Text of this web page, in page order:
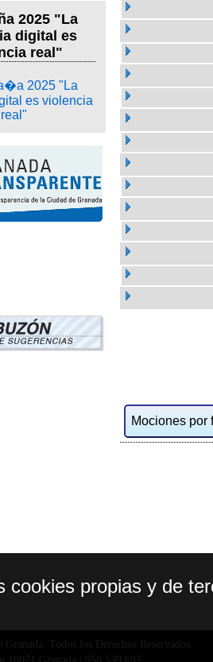
2025 "La
digital es
real"
Mociones por
Granada. Todos los Derechos Reservados.
cookies propias y de